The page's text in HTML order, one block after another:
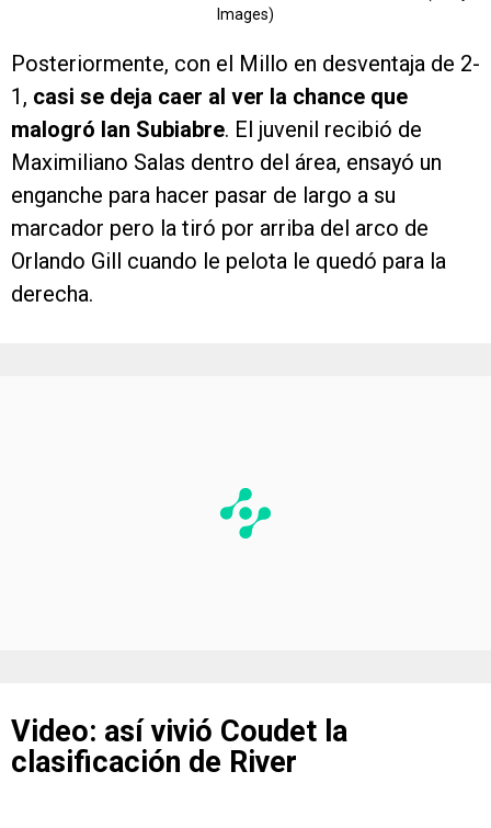
Images)
Posteriormente, con el Millo en desventaja de 2-
1, casi se deja caer al ver la chance que
malogró Ian Subiabre. El juvenil recibió de
Maximiliano Salas dentro del área, ensayó un
enganche para hacer pasar de largo a su
marcador pero la tiró por arriba del arco de
Orlando Gill cuando le pelota le quedó para la
derecha.
Video: así vivió Coudet la
clasificación de River